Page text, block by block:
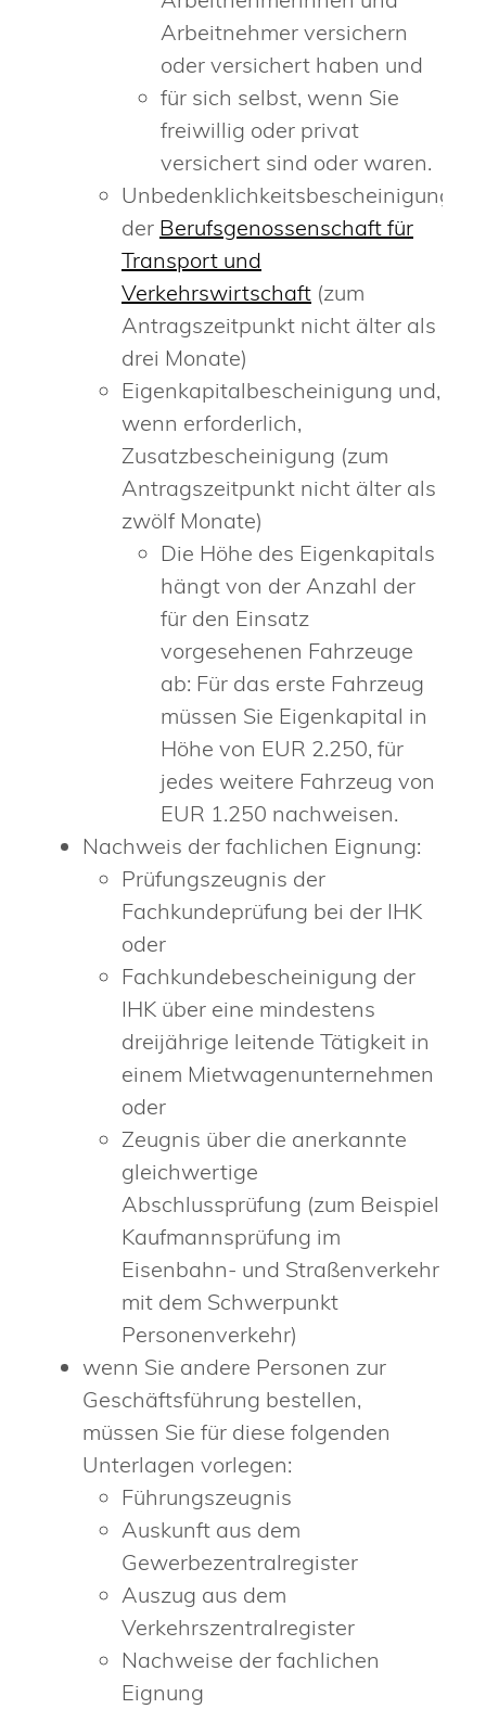
Arbeitnehmer versichern
oder versichert haben und
für sich selbst, wenn Sie
freiwillig oder privat
versichert sind oder waren.
Unbedenklichkeitsbescheinigung
der Berufsgenossenschaft für
Transport und
Verkehrswirtschaft (zum
Antragszeitpunkt nicht älter als
drei Monate)
Eigenkapitalbescheinigung und,
wenn erforderlich,
Zusatzbescheinigung (zum
Antragszeitpunkt nicht älter als
zwölf Monate)
Die Höhe des Eigenkapitals
hängt von der Anzahl der
für den Einsatz
vorgesehenen Fahrzeuge
ab: Für das erste Fahrzeug
müssen Sie Eigenkapital in
Höhe von EUR 2.250, für
jedes weitere Fahrzeug von
EUR 1.250 nachweisen.
Nachweis der fachlichen Eignung:
Prüfungszeugnis der
Fachkundeprüfung bei der IHK
oder
Fachkundebescheinigung der
IHK über eine mindestens
dreijährige leitende Tätigkeit in
einem Mietwagenunternehmen
oder
Zeugnis über die anerkannte
gleichwertige
Abschlussprüfung (zum Beispiel
Kaufmannsprüfung im
Eisenbahn- und Straßenverkehr
mit dem Schwerpunkt
Personenverkehr)
wenn Sie andere Personen zur
Geschäftsführung bestellen,
müssen Sie für diese folgenden
Unterlagen vorlegen:
Führungszeugnis
Auskunft aus dem
Gewerbezentralregister
Auszug aus dem
Verkehrszentralregister
Nachweise der fachlichen
Eignung